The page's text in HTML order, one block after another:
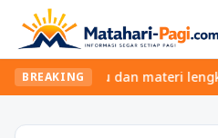
BREAKING
seru dan materi lengkap